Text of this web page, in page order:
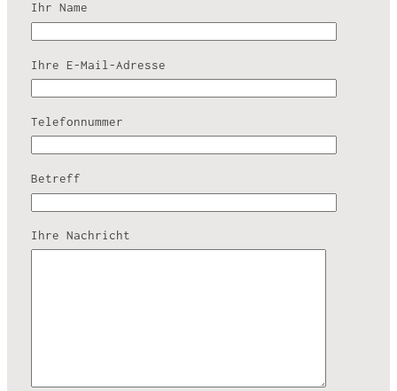
Ihr Name
Ihre E-Mail-Adresse
Telefonnummer
Betreff
Ihre Nachricht